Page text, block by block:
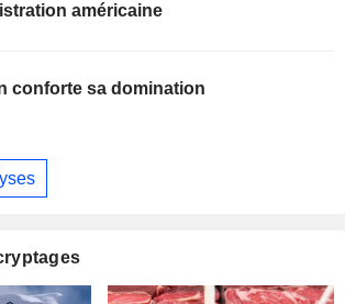
américaine
conforte sa domination